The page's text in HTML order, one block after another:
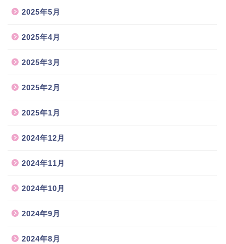
2025年5月
2025年4月
2025年3月
2025年2月
2025年1月
2024年12月
2024年11月
2024年10月
2024年9月
2024年8月